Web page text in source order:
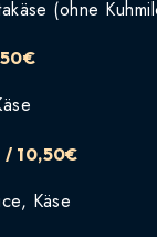
(ohne
/ 10,50€
Käse